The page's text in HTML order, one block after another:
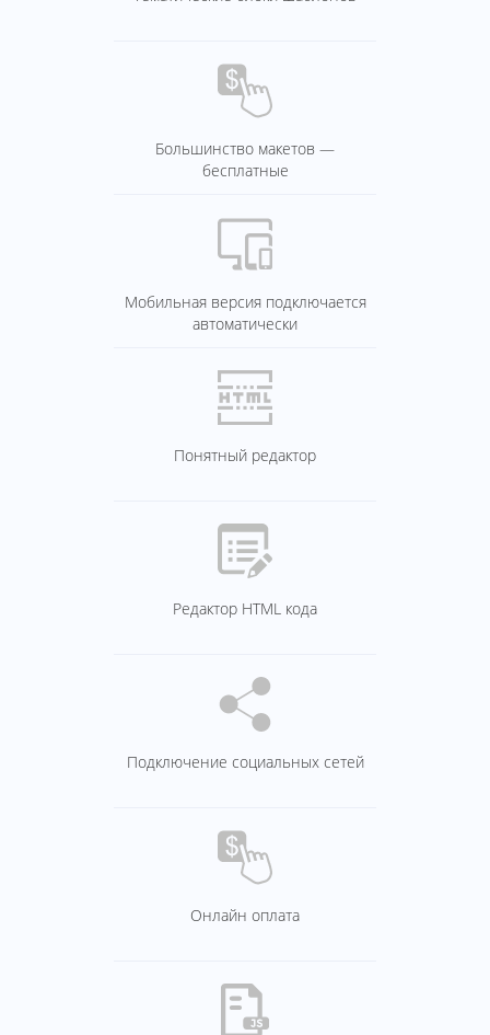
Большинство макетов —
бесплатные
Мобильная версия подключается
автоматически
Понятный редактор
Редактор HTML кода
Подключение социальных сетей
Онлайн оплата